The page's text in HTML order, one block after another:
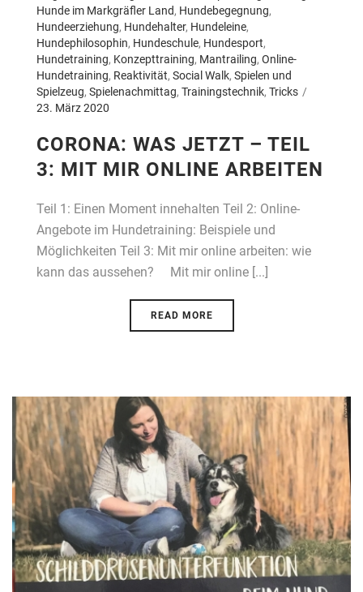
Hunde im Markgräfler Land, Hundebegegnung,
Hundeerziehung, Hundehalter, Hundeleine,
Hundephilosophin, Hundeschule, Hundesport,
Hundetraining, Konzepttraining, Mantrailing, Online-
Hundetraining, Reaktivität, Social Walk, Spielen und
Spielzeug, Spielenachmittag, Trainingstechnik, Tricks
23. März 2020
CORONA: WAS JETZT – TEIL
3: MIT MIR ONLINE ARBEITEN
Teil 1: Einen Moment innehalten Teil 2: Online-
Angebote im Hundetraining: Beispiele und
Möglichkeiten Teil 3: Mit mir online arbeiten: wie
kann das aussehen? Mit mir online [...]
READ MORE